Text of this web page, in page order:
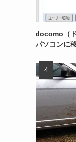
docomo（
パソコンに